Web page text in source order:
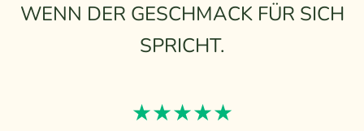
WENN DER GESCHMACK FÜR SICH
SPRICHT.
★★★★★